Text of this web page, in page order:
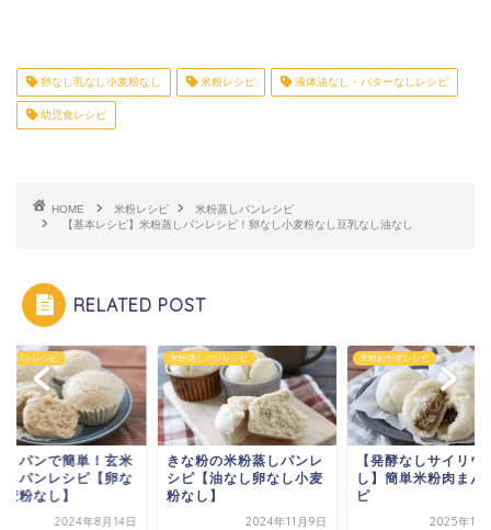
卵なし乳なし小麦粉なし 米粉レシピ 液体油なし・バターなしレシピ
幼児食レシピ
HOME 米粉レシピ
米粉蒸しパンレシピ
【基本レシピ】米粉蒸しパンレシピ！卵なし小麦粉なし豆乳なし油なし
RELATED POST
しパンレシピ
粉の米粉蒸しパンレ
【油なし卵なし小麦
し】
2024年11月9日
米粉おかずレシピ
【発酵なしサイリウムな
し】簡単米粉肉まんレシ
ピ
2025年11月10日
米粉蒸しパンレシピ
フライパンで簡単！
粉蒸しパンレシピ【
し小麦粉なし】
2024年8